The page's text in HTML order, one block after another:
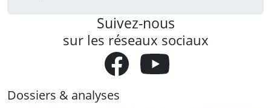
Suivez-nous
sur les réseaux sociaux
Dossiers & analyses